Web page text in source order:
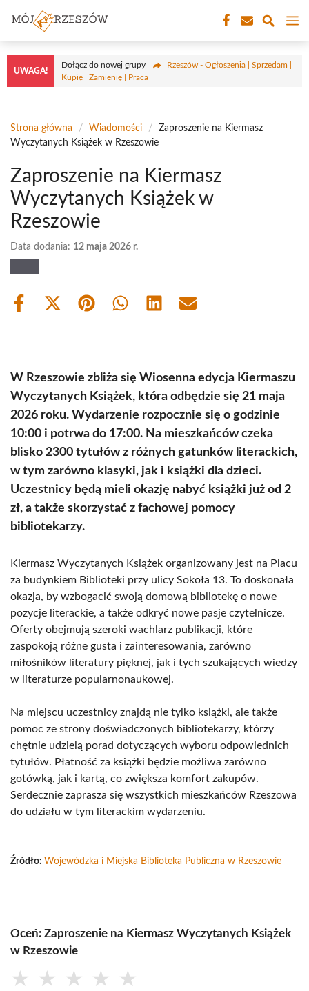
treści
UWAGA!
Dołącz do nowej grupy
Rzeszów - Ogłoszenia | Sprzedam |
Kupię | Zamienię | Praca
Strona główna / Wiadomości /
Zaproszenie na Kiermasz
Wyczytanych Książek w Rzeszowie
Zaproszenie na Kiermasz
Wyczytanych Książek w
Rzeszowie
Data dodania: 12 maja 2026 r.
Share
Share
(Twitter)
Share Share Share Share
W Rzeszowie zbliża się Wiosenna edycja Kiermaszu
Wyczytanych Książek, która odbędzie się 21 maja
2026 roku. Wydarzenie rozpocznie się o godzinie
10:00 i potrwa do 17:00. Na mieszkańców czeka
blisko 2300 tytułów z różnych gatunków literackich,
w tym zarówno klasyki, jak i książki dla dzieci.
Uczestnicy będą mieli okazję nabyć książki już od 2
zł, a także skorzystać z fachowej pomocy
bibliotekarzy.
Kiermasz Wyczytanych Książek organizowany jest na Placu
za budynkiem Biblioteki przy ulicy Sokoła 13. To doskonała
okazja, by wzbogacić swoją domową bibliotekę o nowe
pozycje literackie, a także odkryć nowe pasje czytelnicze.
Oferty obejmują szeroki wachlarz publikacji, które
zaspokoją różne gusta i zainteresowania, zarówno
miłośników literatury pięknej, jak i tych szukających wiedzy
w literaturze popularnonaukowej.
Na miejscu uczestnicy znajdą nie tylko książki, ale także
pomoc ze strony doświadczonych bibliotekarzy, którzy
chętnie udzielą porad dotyczących wyboru odpowiednich
tytułów. Płatność za książki będzie możliwa zarówno
gotówką, jak i kartą, co zwiększa komfort zakupów.
Serdecznie zaprasza się wszystkich mieszkańców Rzeszowa
do udziału w tym literackim wydarzeniu.
Źródło: Wojewódzka i Miejska Biblioteka Publiczna w Rzeszowie
Oceń: Zaproszenie na Kiermasz Wyczytanych Książek
w Rzeszowie
★ ★ ★ ★ ★